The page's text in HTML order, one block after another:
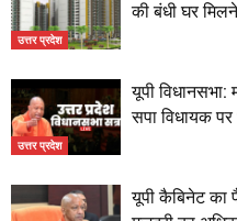
उत्तर प्रदेश
की बंधी घर
उत्तर प्रदेश
यूपी विधानसभा:
सपा विधायक
यूपी कैबिनेट का